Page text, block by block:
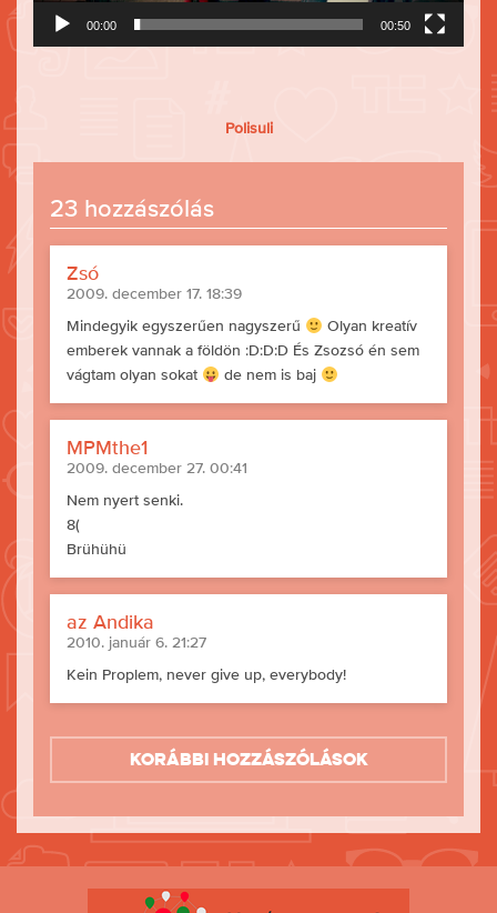
00:00 00:50
Polisuli
23 hozzászólás
Zsó
2009. december 17. 18:39
Mindegyik egyszerűen nagyszerű
Olyan kreatív
emberek vannak a földön :D:D:D És Zsozsó én sem
vágtam olyan sokat
de nem is baj
MPMthe1
2009. december 27. 00:41
Nem nyert senki.
8(
Brühühü
az Andika
2010. január 6. 21:27
Kein Proplem, never give up, everybody!
Korábbi hozzászólások